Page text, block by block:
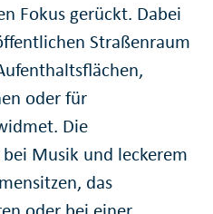
Fokus gerückt. Dabei
Straßenraum
oder für
Die
Musik und leckerem
das